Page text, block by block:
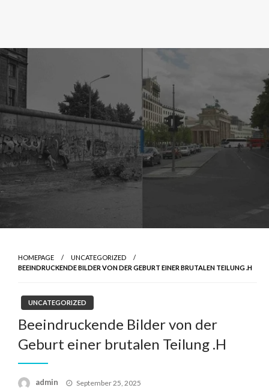
HOMEPAGE
UNCATEGORIZED
BEEINDRUCKENDE BILDER VON DER GEBURT EINER BRUTALEN TEILUNG .H
UNCATEGORIZED
Beeindruckende Bilder von der
Geburt einer brutalen Teilung .H
admin
Posted
September 25, 2025